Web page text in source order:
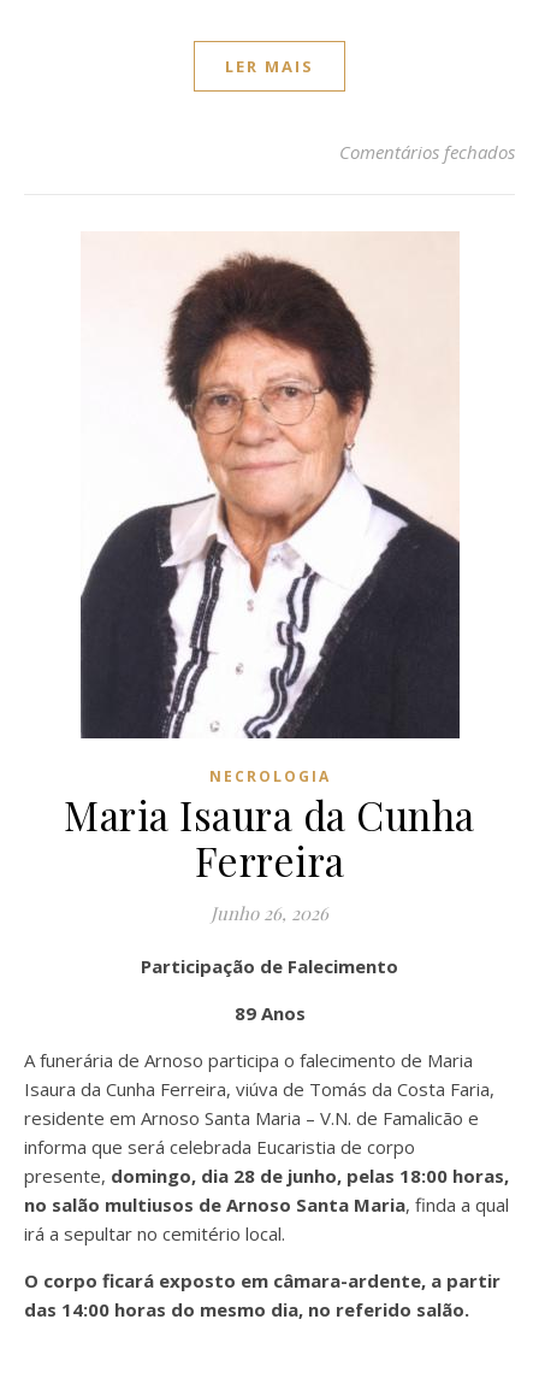
LER MAIS
Comentários fechados
NECROLOGIA
Maria Isaura da Cunha
Ferreira
Junho 26, 2026
Participação de Falecimento
89 Anos
A funerária de Arnoso participa o falecimento de Maria
Isaura da Cunha Ferreira, viúva de Tomás da Costa Faria,
residente em Arnoso Santa Maria – V.N. de Famalicão e
informa que será celebrada Eucaristia de corpo
presente, domingo, dia 28 de junho, pelas 18:00 horas,
no salão multiusos de Arnoso Santa Maria, finda a qual
irá a sepultar no cemitério local.
O corpo ficará exposto em câmara-ardente, a partir
das 14:00 horas do mesmo dia, no referido salão.